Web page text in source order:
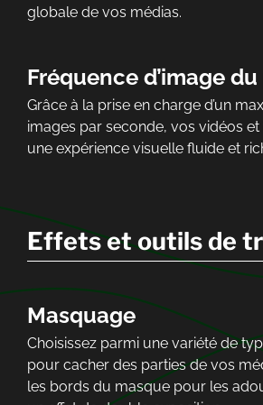
globale de vos médias.
Fréquence d’image
Grâce à la prise en charge d’un
images par seconde, vos vidéos
une expérience visuelle fluide et
Effets et outils de
Masquage
Choisissez parmi une variété de
pour cacher des parties de vos
les bords du masque pour les